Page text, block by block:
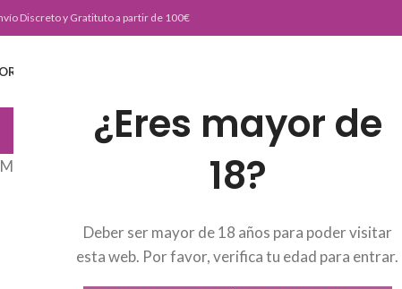
¿Eres mayor de
18?
Deber ser mayor de 18 años para poder visitar
esta web. Por favor, verifica tu edad para entrar.
Discreto y Gratituto a partir de 100€
JUGUETERIA
Mostrando los 3 resultados